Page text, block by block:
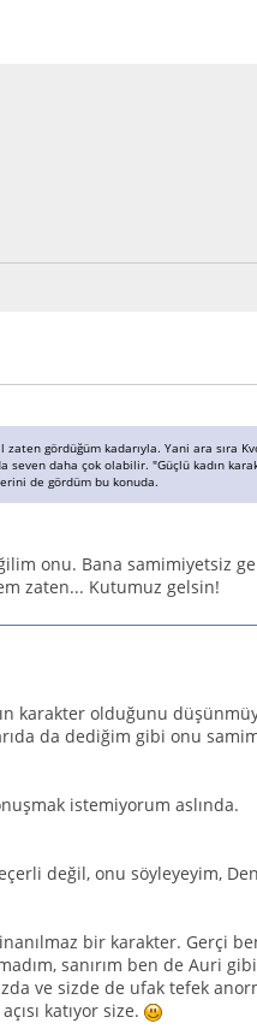
gördüğüm kadarıyla. Yani ara sıra
seven daha çok olabilir. "Güçlü kadın
de gördüm bu konuda.
onu. Bana samimiyetsiz
zaten... Kutumuz gelsin!
karakter olduğunu
da dediğim gibi onu
istemiyorum aslında.
değil, onu söyleyeyim,
bir karakter. Gerçi
sanırım ben de Auri
ve sizde de ufak tefek
katıyor size.